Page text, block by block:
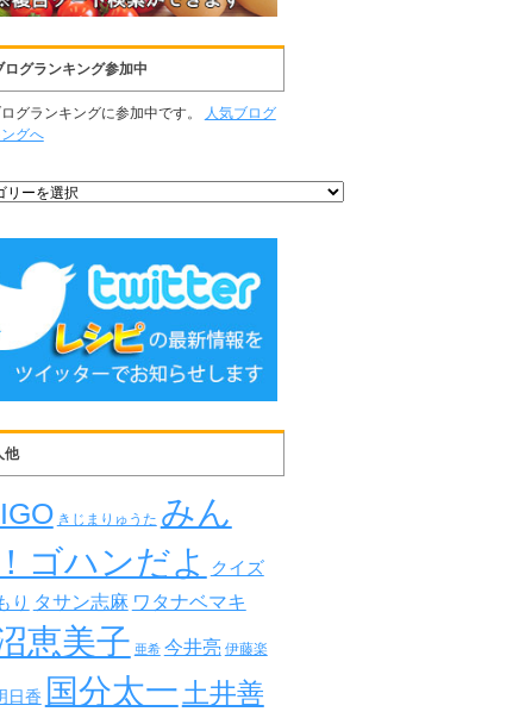
ログランキング参加中
グランキングに参加中です。
人気ブログ
グへ
他
きじまりゅうた みん
ゴハンだよ
クイズ
り タサン志麻 ワタナベマキ
恵美子 亜希 今井亮 伊藤楽
日香 国分太一土井善